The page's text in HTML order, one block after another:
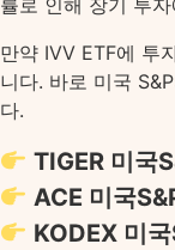
률로 인해 장기 투
만약 IVV ETF에 투
니다. 바로 미국
다.
TIGER 미국
ACE 미국
KODEX 미